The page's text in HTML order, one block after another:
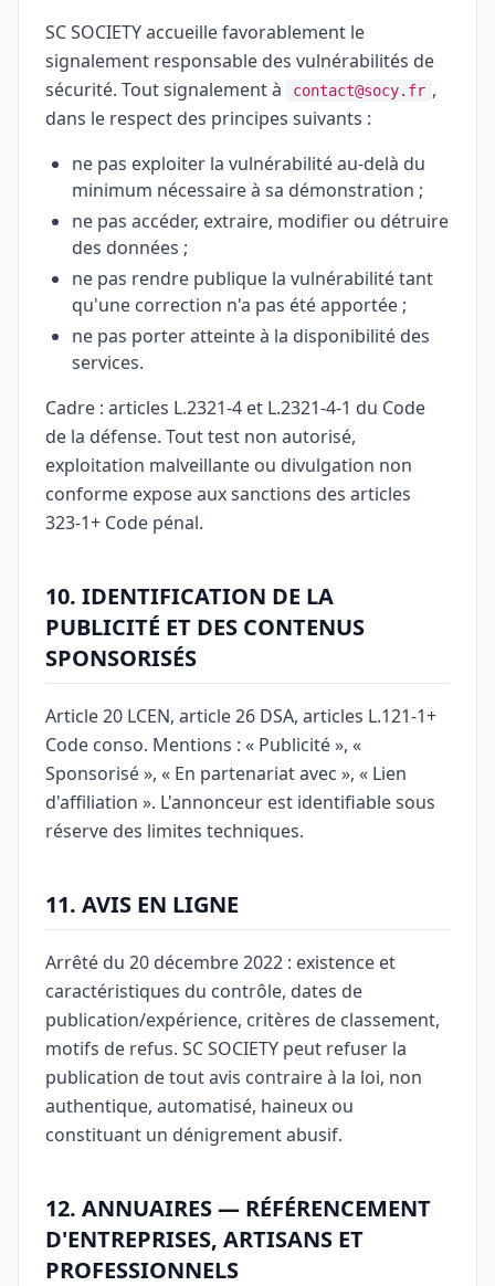
SC SOCIETY accueille favorablement le
signalement responsable des vulnérabilités de
sécurité. Tout signalement à
contact@socy.fr ,
dans le respect des principes suivants :
ne pas exploiter la vulnérabilité au-delà du
minimum nécessaire à sa démonstration ;
ne pas accéder, extraire, modifier ou détruire
des données ;
ne pas rendre publique la vulnérabilité tant
qu'une correction n'a pas été apportée ;
ne pas porter atteinte à la disponibilité des
services.
Cadre : articles L.2321-4 et L.2321-4-1 du Code
de la défense. Tout test non autorisé,
exploitation malveillante ou divulgation non
conforme expose aux sanctions des articles
323-1+ Code pénal.
10. IDENTIFICATION DE LA
PUBLICITÉ ET DES CONTENUS
SPONSORISÉS
Article 20 LCEN, article 26 DSA, articles L.121-1+
Code conso. Mentions : « Publicité », «
Sponsorisé », « En partenariat avec », « Lien
d'affiliation ». L'annonceur est identifiable sous
réserve des limites techniques.
11. AVIS EN LIGNE
Arrêté du 20 décembre 2022 : existence et
caractéristiques du contrôle, dates de
publication/expérience, critères de classement,
motifs de refus. SC SOCIETY peut refuser la
publication de tout avis contraire à la loi, non
authentique, automatisé, haineux ou
constituant un dénigrement abusif.
12. ANNUAIRES — RÉFÉRENCEMENT
D'ENTREPRISES, ARTISANS ET
PROFESSIONNELS